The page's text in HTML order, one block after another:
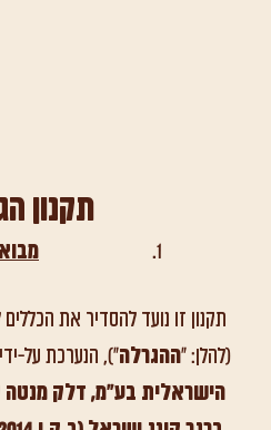
תקנון
תקנון זו נועד להסדיר את
(להלן: "ההגרלה"), הנערכת על-
הישראלית בע"מ, דלק מנטה